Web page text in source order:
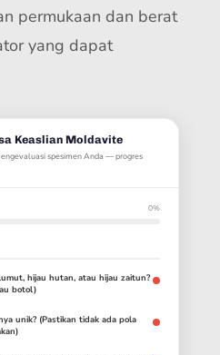
permukaan dan berat
yang dapat
Keaslian Moldavite
spesimen Anda — progres
0%
hijau hutan, atau hijau zaitun?
botol)
unik? (Pastikan tidak ada pola